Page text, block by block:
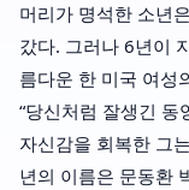
머리가 명석한 소년
갔다. 그러나 6년이
름다운 한 미국 여성
“당신처럼 잘생긴 동
자신감을 회복한 그
년의 이름은 문동환